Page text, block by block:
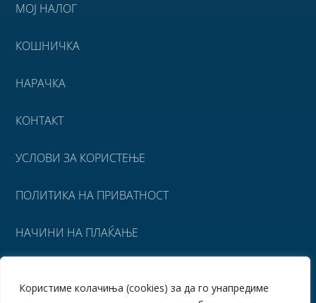
Користиме колачиња (cookies) за да го унапредиме
МОЈ НАЛОГ
КОШНИЧКА
НАРАЧКА
КОНТАКТ
УСЛОВИ ЗА КОРИСТЕЊЕ
ПОЛИТИКА НА ПРИВАТНОСТ
НАЧИНИ НА ПЛАЌАЊЕ